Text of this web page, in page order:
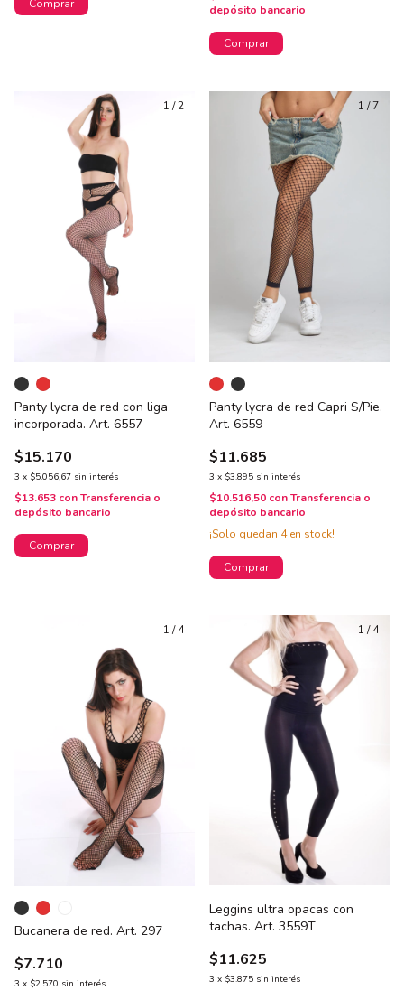
Comprar
depósito bancario
Comprar
1 /2
Panty lycra de red con liga
incorporada. Art. 6557
$15.170
3 x $5.056,67 sin interés
$13.653 conTransferencia o
depósito bancario
Comprar
1 /7
Panty lycra de red Capri S/Pie.
Art. 6559
$11.685
3 x $3.895 sin interés
$10.516,50 conTransferencia o
depósito bancario
¡Solo quedan 4en stock!
Comprar
1 /4
Bucanera de red. Art. 297
$7.710
3 x $2.570 sin interés
1 /4
Leggins ultra opacas con
tachas. Art. 3559T
$11.625
3 x $3.875 sin interés